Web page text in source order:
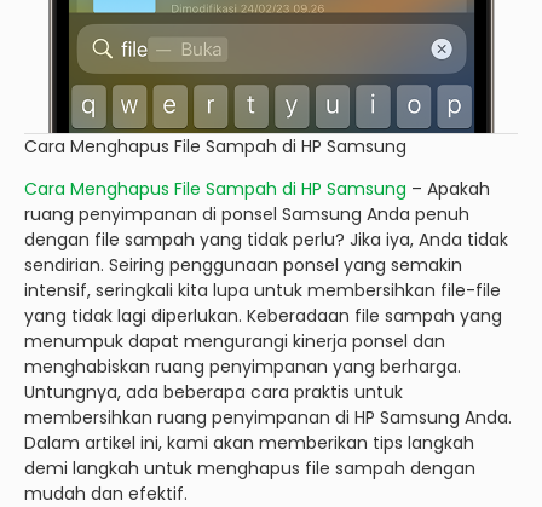
Cara Menghapus File Sampah di HP Samsung
Cara Menghapus File Sampah di HP Samsung – Apakah
ruang penyimpanan di ponsel Samsung Anda penuh
dengan file sampah yang tidak perlu? Jika iya, Anda tidak
sendirian. Seiring penggunaan ponsel yang semakin
intensif, seringkali kita lupa untuk membersihkan file-file
yang tidak lagi diperlukan. Keberadaan file sampah yang
menumpuk dapat mengurangi kinerja ponsel dan
menghabiskan ruang penyimpanan yang berharga.
Untungnya, ada beberapa cara praktis untuk
membersihkan ruang penyimpanan di HP Samsung Anda.
Dalam artikel ini, kami akan memberikan tips langkah
demi langkah untuk menghapus file sampah dengan
mudah dan efektif.